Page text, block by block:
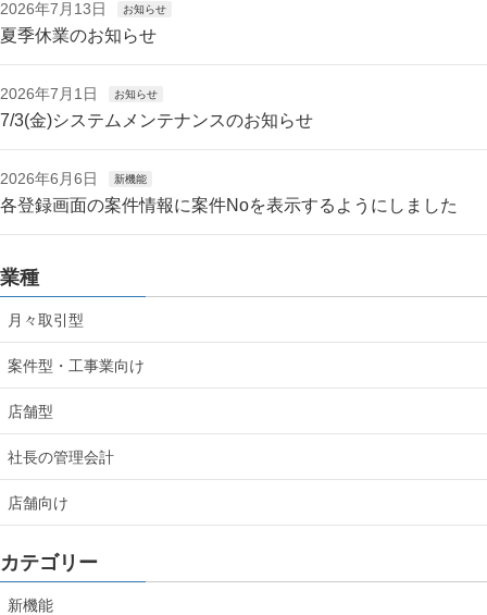
2026年7月13日 お知らせ
夏季休業のお知らせ
2026年7月1日 お知らせ
7/3(金)システムメンテナンスのお知らせ
2026年6月6日 新機能
各登録画面の案件情報に案件Noを表示するようにしました
業種
月々取引型
案件型・工事業向け
店舗型
社長の管理会計
店舗向け
カテゴリー
新機能